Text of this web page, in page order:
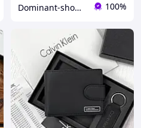
Dominant-shop.com.ua 100%